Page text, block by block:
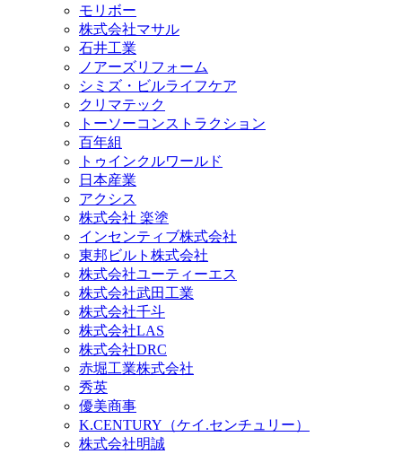
モリボー
株式会社マサル
石井工業
ノアーズリフォーム
シミズ・ビルライフケア
クリマテック
トーソーコンストラクション
百年組
トゥインクルワールド
日本産業
アクシス
株式会社 楽塗
インセンティブ株式会社
東邦ビルト株式会社
株式会社ユーティーエス
株式会社武田工業
株式会社千斗
株式会社LAS
株式会社DRC
赤堀工業株式会社
秀英
優美商事
K.CENTURY（ケイ.センチュリー）
株式会社明誠